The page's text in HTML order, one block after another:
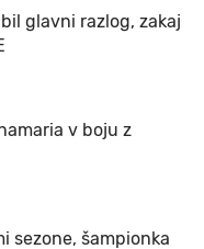
glavni razlog, zakaj
v boju z
sezone, šampionka